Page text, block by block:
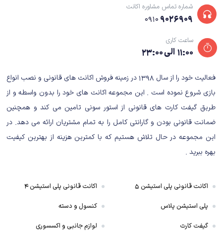
می‌دارد، بدون اینکه منحرف شود و مرا به لبه صندلی‌ام می‌چسباند، همانطور که
کننده برآورده می شود، با شتابی که هرگز با سرعت گرفتن به سمت پایان غم
انگیزش نمی لغزد. این سفر برای من کمی بیش از ۲۸ ساعت طول کشید و چند
شماره تماس مشاوره اکانت
۰۹۱۰ ۹۰۲۶۹۰۹
ساعت کاری
۱۱:۰۰ الی ۲۳:۰۰
فعالیت خود را از سال ۱۳۹۸ در زمینه فروش اکانت های قانونی و نصب انواع
بازی شروع نموده است . این مجموعه اکانت های خود را بدون واسطه و از
طریق گیفت کارت های قانونی از استور سونی تامین می کند و همچنین
ضمانت قانونی بودن و گارانتی کامل را به تمام مشتریان ارائه می دهد. در
این مجموعه در حال تلاش هستیم که با کمترین هزینه از بهترین کیفیت
بهره ببرید .
اکانت قانونی پلی استیشن ۵
پلی استیشن پلاس
گیفت کارت
اکانت قانونی پلی استیشن ۴
کنسول و دسته
لوازم جانبی و اکسسوری